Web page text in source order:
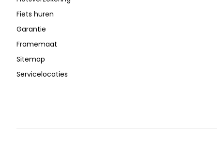
Fiets huren
Garantie
Framemaat
Sitemap
Servicelocaties